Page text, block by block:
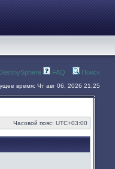
FAQ Поиск
время: Чт авг 06, 2026 21:25
Часовой пояс: UTC+03:00